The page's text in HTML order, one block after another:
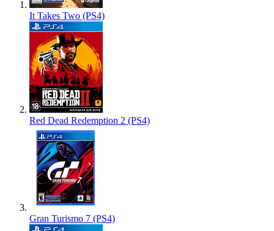
It Takes Two (PS4)
Red Dead Redemption 2 (PS4)
Gran Turismo 7 (PS4)